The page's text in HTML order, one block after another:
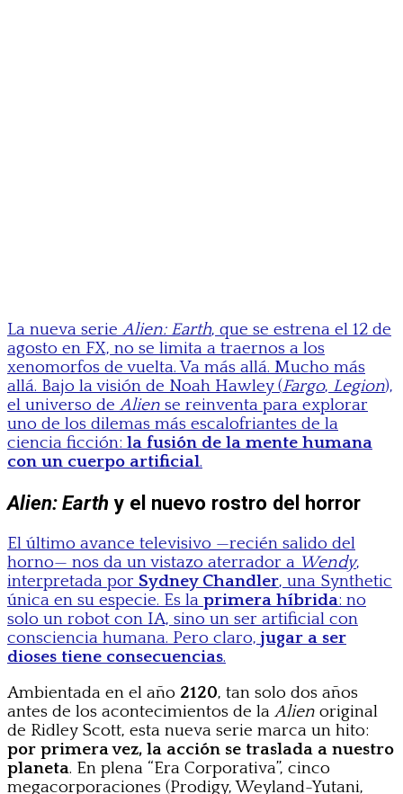
La nueva serieAlien: Earth, que se estrena el 12 de
agosto en FX, no se limita a traernos a los
xenomorfos de vuelta. Va más allá. Mucho más
allá. Bajo la visión de Noah Hawley (Fargo, Legion),
el universo deAlien se reinventa para explorar
uno de los dilemas más escalofriantes de la
ciencia ficción: la fusión de la mente humana
con un cuerpo artificial.
Alien: Earth y el nuevo rostro del horror
El último avance televisivo —recién salido del
horno— nos da un vistazo aterrador a Wendy,
interpretada por Sydney Chandler, una Synthetic
única en su especie. Es la primera híbrida: no
solo un robot con IA, sino un ser artificial con
consciencia humana. Pero claro, jugar a ser
dioses tiene consecuencias.
Ambientada en el año 2120, tan solo dos años
antes de los acontecimientos de laAlien original
de Ridley Scott, esta nueva serie marca un hito:
por primera vez, la acción se traslada a nuestro
planeta. En plena “Era Corporativa”, cinco
megacorporaciones (Prodigy, Weyland-Yutani,